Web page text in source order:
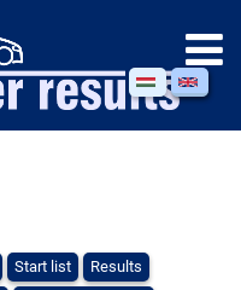
Start list
Results